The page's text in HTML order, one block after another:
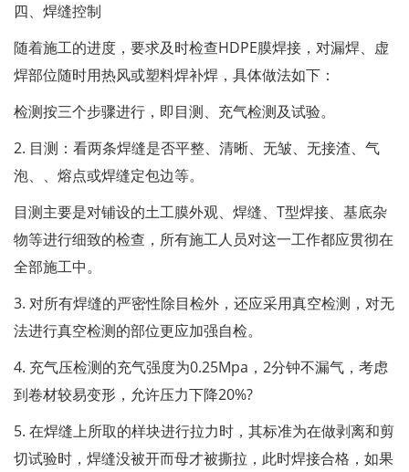
四、焊缝控制
随着施工的进度，要求及时检查HDPE膜焊接，对漏焊、虚
焊部位随时用热风或塑料焊补焊，具体做法如下：
检测按三个步骤进行，即目测、充气检测及试验。
2. 目测：看两条焊缝是否平整、清晰、无皱、无接渣、气
泡、、熔点或焊缝定包边等。
目测主要是对铺设的土工膜外观、焊缝、T型焊接、基底杂
物等进行细致的检查，所有施工人员对这一工作都应贯彻在
全部施工中。
3. 对所有焊缝的严密性除目检外，还应采用真空检测，对无
法进行真空检测的部位更应加强自检。
4. 充气压检测的充气强度为0.25Mpa，2分钟不漏气，考虑
到卷材较易变形，允许压力下降20%?
5. 在焊缝上所取的样块进行拉力时，其标准为在做剥离和剪
切试验时，焊缝没被开而母才被撕拉，此时焊接合格，如果